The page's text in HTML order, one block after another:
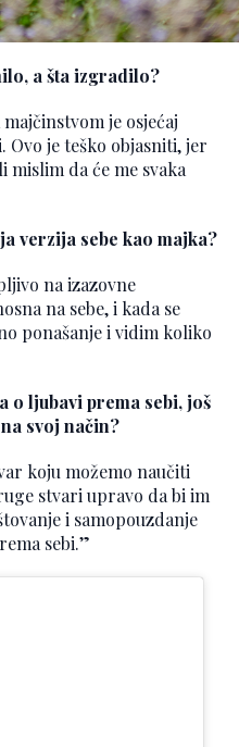
a šta izgradilo?
je osjećaj
je teško objasniti, jer
mislim da će me svaka
verzija sebe kao majka?
na izazovne
na sebe, i kada se
ponašanje i vidim koliko
o ljubavi prema sebi, još
svoj način?
koju možemo naučiti
stvari upravo da bi im
i samopouzdanje
sebi.”